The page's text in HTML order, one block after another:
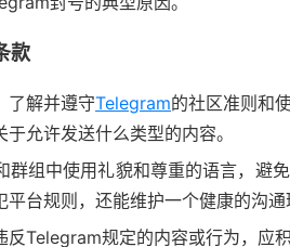
款
了解并遵守Telegram的社区准则和
允许发送什么类型的内容。
群组中使用礼貌和尊重的语言，避
台规则，还能维护一个健康的沟通
反Telegram规定的内容或行为，应